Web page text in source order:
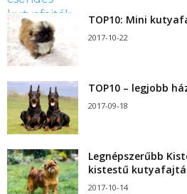
TOP10: Mini
2017-10-22
TOP10 – legjobb
2017-09-18
Legnépszerűbb
kistestű
2017-10-14